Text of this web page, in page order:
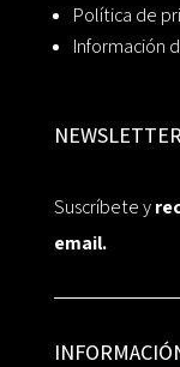
Política de
Información
NEWSLETTER
Suscríbete y
email.